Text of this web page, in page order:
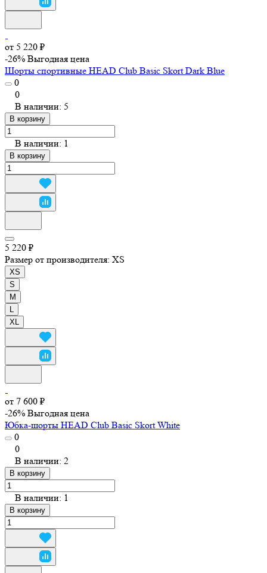
от 5 220 ₽
-26% Выгодная цена
Шорты спортивные HEAD Club Basic Skort Dark Blue
0
0
В наличии: 5
В корзину
В наличии: 1
В корзину
5 220 ₽
Размер от производителя: XS
XS
S
M
XL
от 7 600 ₽
-26% Выгодная цена
Юбка-шорты HEAD Club Basic Skort White
0
0
В наличии: 2
В корзину
В наличии: 1
В корзину